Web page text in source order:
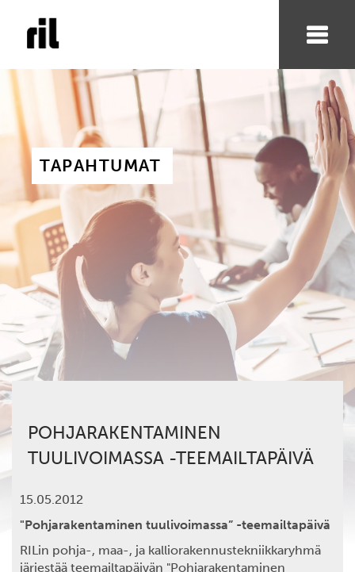
TAPAHTUMAT
POHJARAKENTAMINEN
TUULIVOIMASSA -TEEMAILTAPÄIVÄ
15.05.2012
"Pohjarakentaminen tuulivoimassa” -teemailtapäivä
RILin pohja-, maa-, ja kalliorakennustekniikkaryhmä
järjestää teemailtapäivän "Pohjarakentaminen